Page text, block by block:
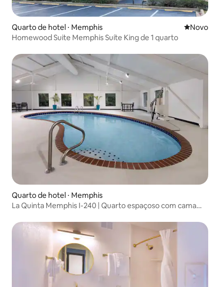
Quarto de hotel ⋅ Memphis Novo
Novo
Homewood Suite Memphis Suíte King de 1 quarto
Quarto de hotel ⋅ Memphis
La Quinta Memphis I-240 | Quarto espaçoso com cama